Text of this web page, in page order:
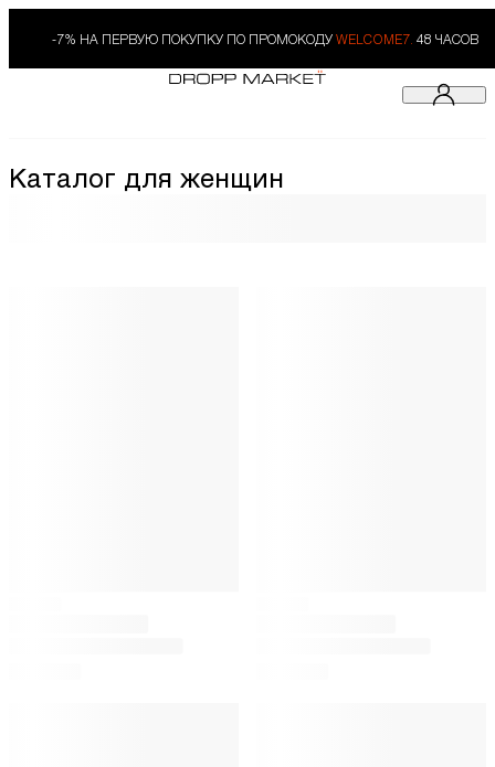
-7% НА ПЕРВУЮ ПОКУПКУ ПО ПРОМОКОДУ WELCOME7. 48 ЧАСОВ
Каталог для женщин